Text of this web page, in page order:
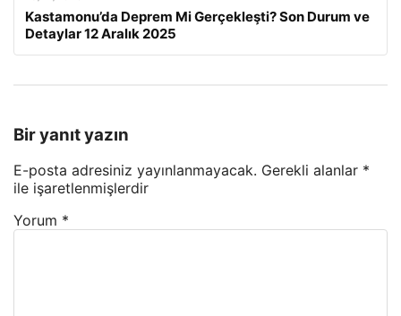
Kastamonu’da Deprem Mi Gerçekleşti? Son Durum ve
Detaylar 12 Aralık 2025
Bir yanıt yazın
E-posta adresiniz yayınlanmayacak. Gerekli alanlar *
ile işaretlenmişlerdir
Yorum *